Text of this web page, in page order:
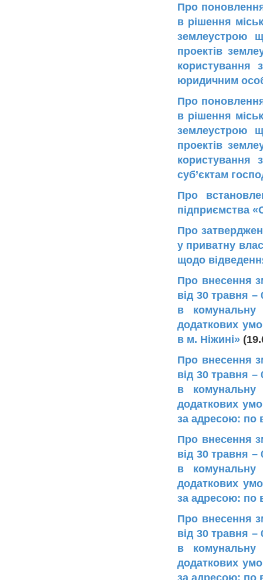
Про
в рішення
землеустрою
проектів
користування
юридичним
Про
в рішення
землеустрою
проектів
користування
суб’єктам
Про
підприємства
Про
у приватну
щодо
Про внесення
від 30 травня
в комунальну
додаткових
в м. Ніжині»
Про внесення
від 30 травня
в комунальну
додаткових
за адресою: по
Про внесення
від 30 травня
в комунальну
додаткових
за адресою: по
Про внесення
від 30 травня
в комунальну
додаткових
за адресою: по